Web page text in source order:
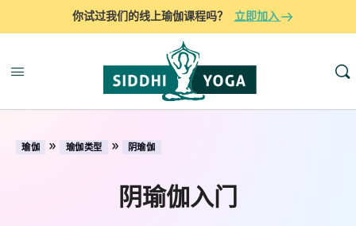
你试过我们的线上瑜伽课程吗？ 立即加入
瑜伽 » 瑜伽类型 » 阴瑜伽
阴瑜伽入门